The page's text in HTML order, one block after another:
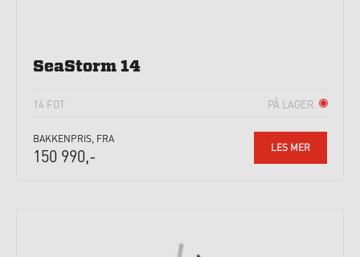
SeaStorm 14
14 FOT PÅ LAGER
BAKKENPRIS, FRA
150 990,- LES MER